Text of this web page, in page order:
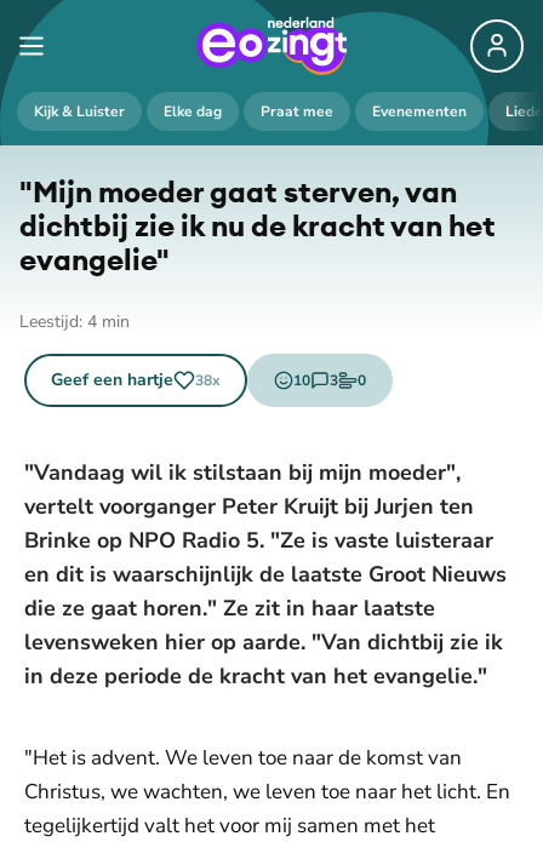
Kijk & Luister Elke dag Praat mee Evenementen
"Mijn moeder gaat sterven, van
dichtbij zie ik nu de kracht van het
evangelie"
Leestijd: 4 min
Geef een hartje 38x 10
emojis3
reacties
0
stemmen
"Vandaag wil ik stilstaan bij mijn moeder",
vertelt voorganger Peter Kruijt bij Jurjen ten
Brinke op NPO Radio 5. "Ze is vaste luisteraar
en dit is waarschijnlijk de laatste Groot Nieuws
die ze gaat horen." Ze zit in haar laatste
levensweken hier op aarde. "Van dichtbij zie ik
in deze periode de kracht van het evangelie."
"Het is advent. We leven toe naar de komst van
Christus, we wachten, we leven toe naar het licht. En
tegelijkertijd valt het voor mij samen met het